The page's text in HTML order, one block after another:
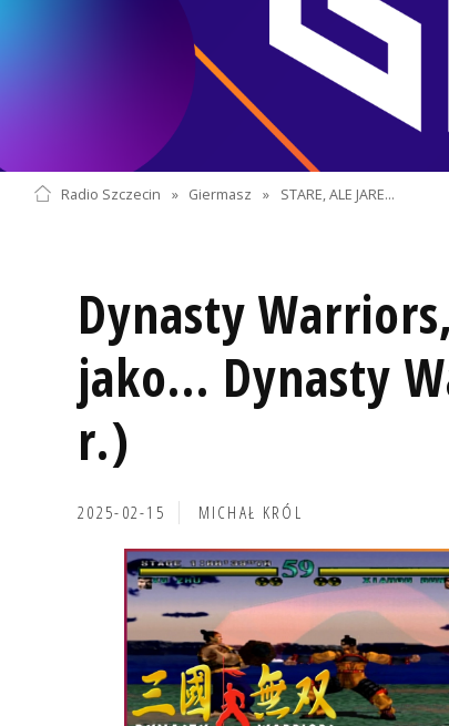
Radio Szczecin » Giermasz » STARE, ALE JARE...
Dynasty
jako... Dynasty
r.)
2025-02-15 MICHAŁ KRÓL